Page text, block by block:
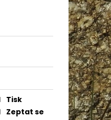
Tisk
Zeptat se